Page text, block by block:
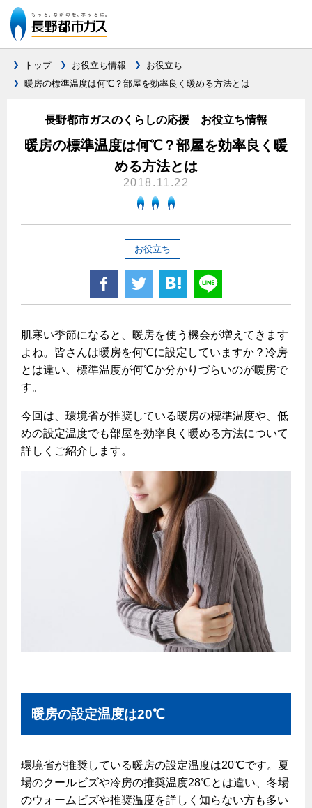
料金メニュー
料金表
ご請求とお支払いについて
クレジットカードによるお支払い
払込書による窓口でのお支払い
検針について
原料費調整制度について
こんなときは
ガスくさいとき・警報器が鳴ったとき
ガスメーターの復帰方法
ガス器具が故障したとき
ガス給湯器・風呂釜の凍結予防方法
ガス工事に関する約款・委託要件・内管工事見積単価表
道路・敷地内で工事をされる皆さまへ
ガスを安全にお使いいただくために
安全対策
ガスメーターの役割と安全機能
設備別に比較する
ガスコンロとIHクッキングヒーターの比較
ガス給湯器とエコキュートの比較
快適性
経済性
ライフスタイルの変化に対応するエコジョーズ
ガス・電気併用住宅とオール電化住宅の比較
経済性、環境性、創エネ
ライフステージ別に比較する
プロパンガスから都市ガスへの切り替え
都市ガス切り替えのメリット
都市ガス切り替え事例
最新ガスコンロの実力
レンジフード
レンジフード
オーブン・炊飯器
浴室暖房乾燥機・脱衣室
リビング
ガスファンヒーター
ガス温水床暖房・ルームヒーター
バスルームをリフォーム
サニタリーをリフォーム
リフォーム事例紹介
3つのあんしん宣言
スタッフ
リフォームについてのお問い合わせ
長野都市ガスのでんきのポイント
電気料金 長野都市ガスでんきプラン
都市ガスでんき 従量電灯Ｂ
都市ガスでんき 従量電灯Ｃ
都市ガスでんき 低圧電力
ご請求とお支払い
約款
電気料金のシミュレーション
Chef Ropia's JOYFUL CUISINE
食育活動について
エコ・クッキング
料理教室レンタル
法人のお客様へ
ホーム お知らせ
お問合わせ・資料請求 ショールーム
採用情報
トップ お役立ち情報
お役立ち
暖房の標準温度は何℃？部屋を効率良く暖める方法とは
長野都市ガスのくらしの応援 お役立ち情報
暖房の標準温度は何℃？部屋を効率良く暖
める方法とは
2018.11.22
お役立ち
肌寒い季節になると、暖房を使う機会が増えてきます
よね。皆さんは暖房を何℃に設定していますか？冷房
とは違い、標準温度が何℃か分かりづらいのが暖房で
す。
今回は、環境省が推奨している暖房の標準温度や、低
めの設定温度でも部屋を効率良く暖める方法について
詳しくご紹介します。
暖房の設定温度は20℃
環境省が推奨している暖房の設定温度は20℃です。夏
場のクールビズや冷房の推奨温度28℃とは違い、冬場
のウォームビズや推奨温度を詳しく知らない方も多い